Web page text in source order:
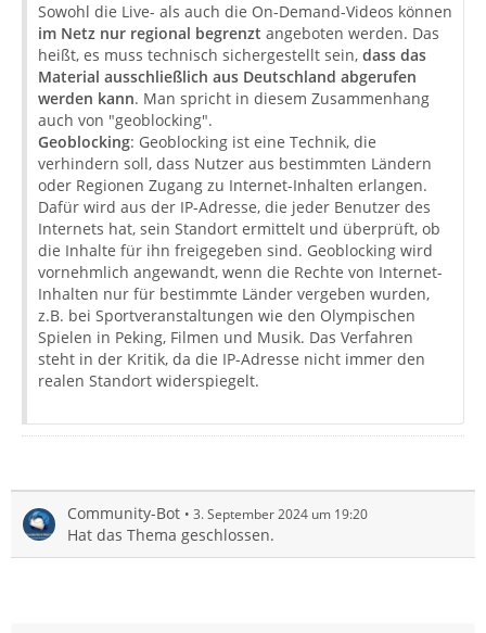
Sowohl die Live- als auch die On-Demand-Videos können
im Netz nur regional begrenzt angeboten werden. Das
heißt, es muss technisch sichergestellt sein, dass das
Material ausschließlich aus Deutschland abgerufen
werden kann. Man spricht in diesem Zusammenhang
auch von "geoblocking".
Geoblocking: Geoblocking ist eine Technik, die
verhindern soll, dass Nutzer aus bestimmten Ländern
oder Regionen Zugang zu Internet-Inhalten erlangen.
Dafür wird aus der IP-Adresse, die jeder Benutzer des
Internets hat, sein Standort ermittelt und überprüft, ob
die Inhalte für ihn freigegeben sind. Geoblocking wird
vornehmlich angewandt, wenn die Rechte von Internet-
Inhalten nur für bestimmte Länder vergeben wurden,
z.B. bei Sportveranstaltungen wie den Olympischen
Spielen in Peking, Filmen und Musik. Das Verfahren
steht in der Kritik, da die IP-Adresse nicht immer den
realen Standort widerspiegelt.
Community-Bot 3. September 2024 um 19:20
Hat das Thema geschlossen.